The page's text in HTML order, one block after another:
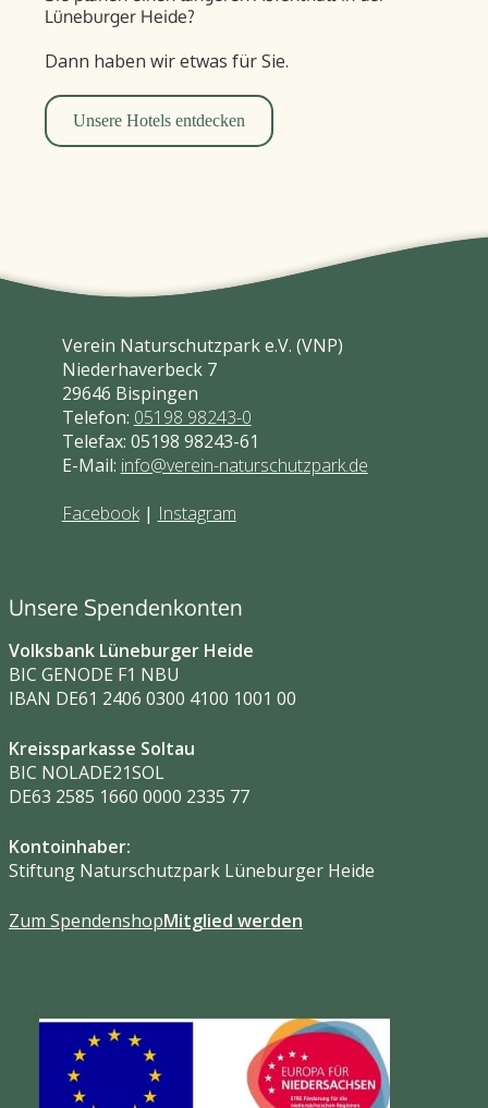
Lüneburger Heide?
Dann haben wir etwas für Sie.
Unsere Hotels entdecken
Verein Naturschutzpark e.V. (VNP)
Niederhaverbeck 7
29646 Bispingen
Telefon: 05198 98243-0
Telefax: 05198 98243-61
E-Mail: info@verein-naturschutzpark.de
Facebook| Instagram
Unsere Spendenkonten
Volksbank Lüneburger Heide
BIC GENODE F1 NBU
IBAN DE61 2406 0300 4100 1001 00
Kreissparkasse Soltau
BIC NOLADE21SOL
DE63 2585 1660 0000 2335 77
Kontoinhaber:
Stiftung Naturschutzpark Lüneburger Heide
Zum SpendenshopMitglied werden